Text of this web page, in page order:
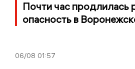
Почти час продлилась
опасность в
06/08 01:57